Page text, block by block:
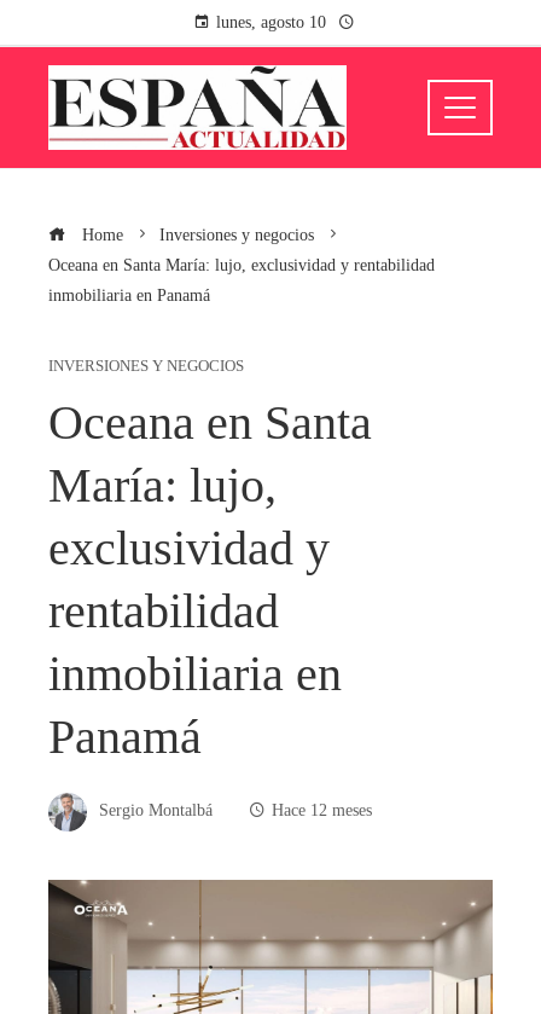
lunes, agosto 10
Home
Inversiones y negocios
Oceana en Santa María: lujo, exclusividad y rentabilidad
inmobiliaria en Panamá
INVERSIONES Y NEGOCIOS
Oceana en Santa
María: lujo,
exclusividad y
rentabilidad
inmobiliaria en
Panamá
Sergio Montalbá Hace 12 meses